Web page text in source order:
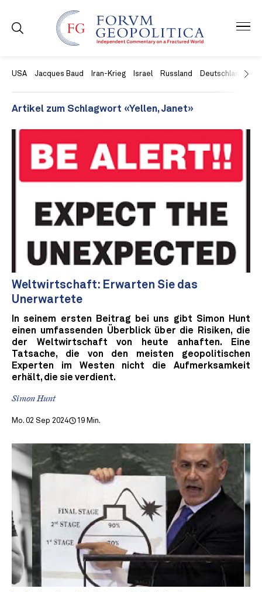
USA Jacques Baud Iran-Krieg Israel Russland Deutschland
Artikel zum Schlagwort «Yellen, Janet»
Weltwirtschaft: Erwarten Sie das
Unerwartete
In seinem ersten Beitrag bei uns gibt Simon Hunt
einen umfassenden Überblick über die Risiken, die
der Weltwirtschaft von heute anhaften. Eine
Tatsache, die von den meisten geopolitischen
Experten im Westen nicht die Aufmerksamkeit
erhält, die sie verdient.
Simon Hunt
Mo. 02 Sep 2024 19 Min.